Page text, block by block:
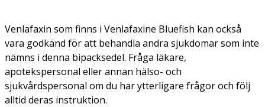
Venlafaxin som finns i Venlafaxine Bluefish kan också
vara godkänd för att behandla andra sjukdomar som inte
nämns i denna bipacksedel. Fråga läkare,
apotekspersonal eller annan hälso- och
sjukvårdspersonal om du har ytterligare frågor och följ
alltid deras instruktion.